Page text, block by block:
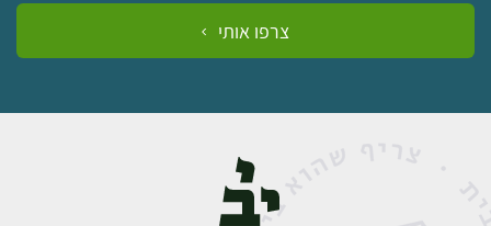
צרפו אותי